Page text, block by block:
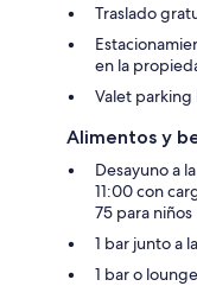
Traslado
en la
Valet
Alimentos y
Desayuno a
11:00 con
75 para niños
1 bar junto a
1 bar o lounge